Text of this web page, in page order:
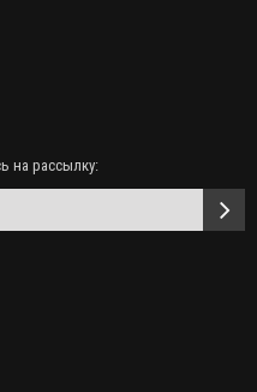
на рассылку: